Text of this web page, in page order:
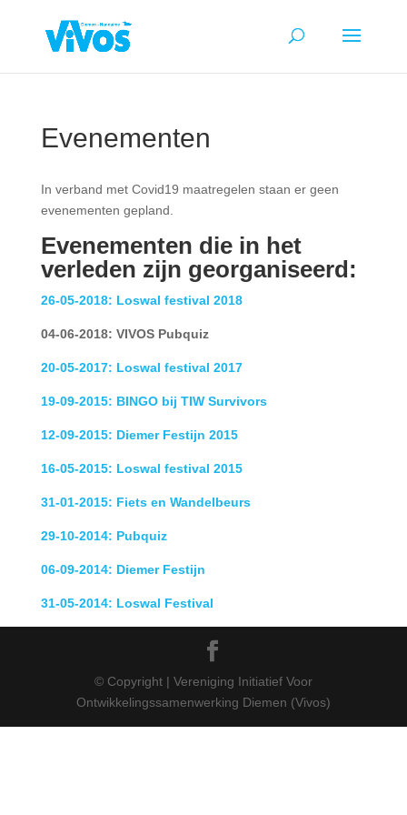
Evenementen
In verband met Covid19 maatregelen staan er geen
evenementen gepland.
Evenementen die in het
verleden zijn georganiseerd:
26-05-2018: Loswal festival 2018
04-06-2018: VIVOS Pubquiz
20-05-2017: Loswal festival 2017
19-09-2015: BINGO bij TIW Survivors
12-09-2015: Diemer Festijn 2015
16-05-2015: Loswal festival 2015
31-01-2015: Fiets en Wandelbeurs
29-10-2014: Pubquiz
06-09-2014: Diemer Festijn
31-05-2014: Loswal Festival
© Copyright | Vereniging Initiatief Voor
Ontwikkelingssamenwerking Diemen (Vivos)